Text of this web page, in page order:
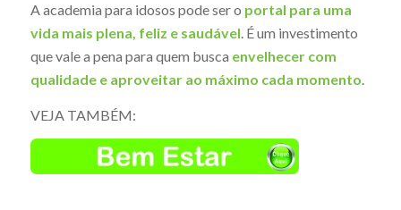
A academia para idosos pode ser o portal para uma
vida mais plena, feliz e saudável. É um investimento
que vale a pena para quem busca envelhecer com
qualidade e aproveitar ao máximo cada momento.
VEJA TAMBÉM: